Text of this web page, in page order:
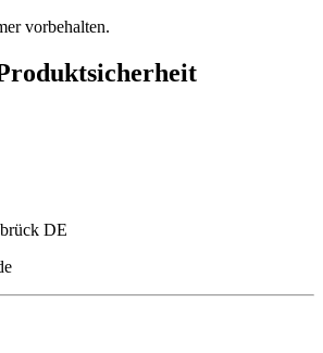
vorbehalten.
DE